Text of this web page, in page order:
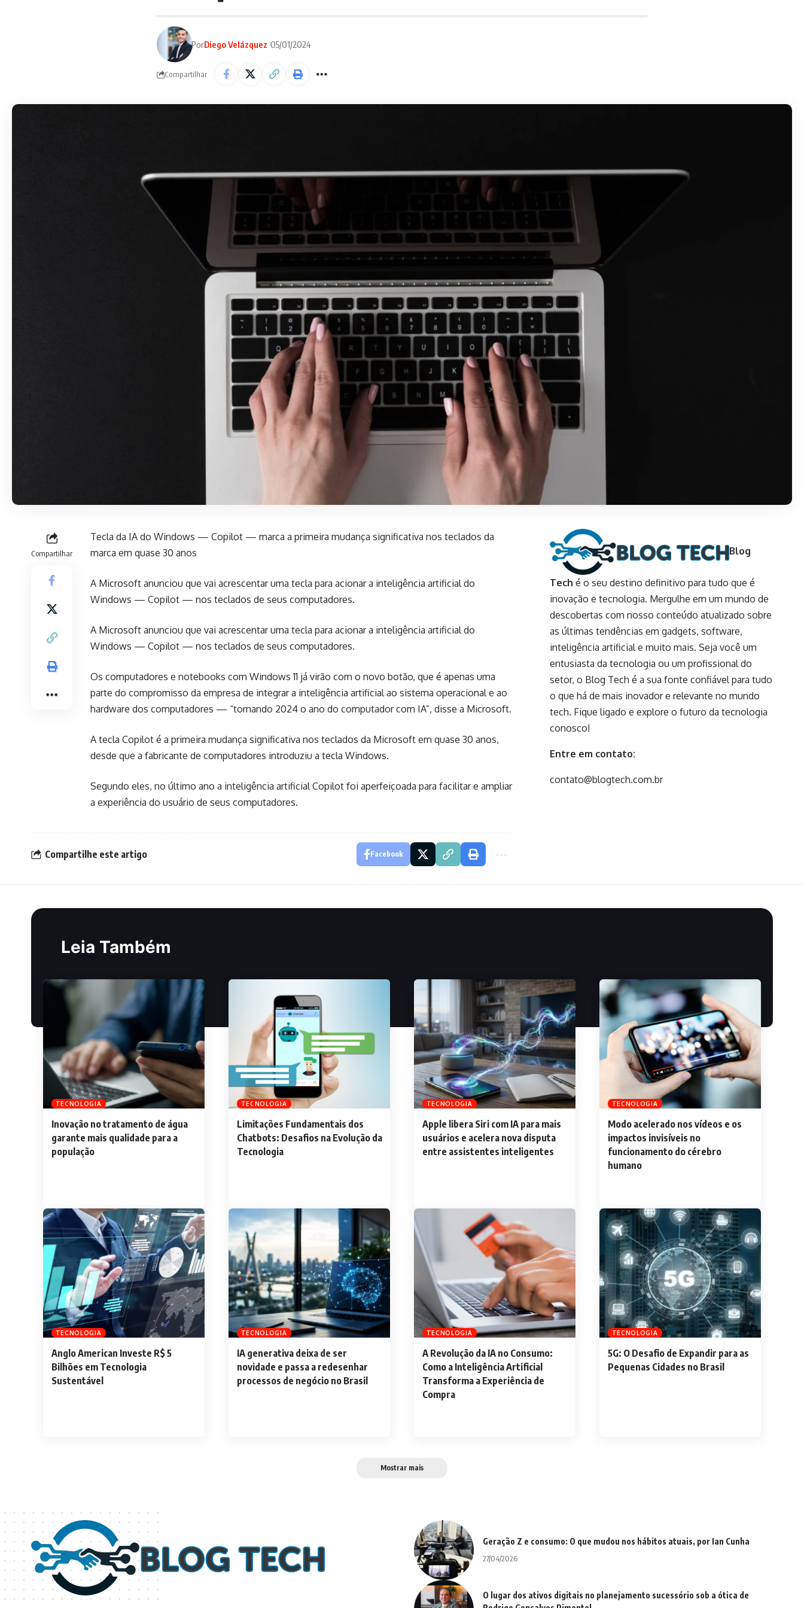
PorDiego Velázquez 05/01/2024
Compartilhar
Compartilhar
Tecla da IA do Windows — Copilot — marca a primeira mudança significativa nos teclados da
marca em quase 30 anos
A Microsoft anunciou que vai acrescentar uma tecla para acionar a inteligência artificial do
Windows — Copilot — nos teclados de seus computadores.
A Microsoft anunciou que vai acrescentar uma tecla para acionar a inteligência artificial do
Windows — Copilot — nos teclados de seus computadores.
Os computadores e notebooks com Windows 11 já virão com o novo botão, que é apenas uma
parte do compromisso da empresa de integrar a inteligência artificial ao sistema operacional e ao
hardware dos computadores — “tornando 2024 o ano do computador com IA”, disse a Microsoft.
A tecla Copilot é a primeira mudança significativa nos teclados da Microsoft em quase 30 anos,
desde que a fabricante de computadores introduziu a tecla Windows.
Segundo eles, no último ano a inteligência artificial Copilot foi aperfeiçoada para facilitar e ampliar
a experiência do usuário de seus computadores.
Compartilhe este artigo Facebook
Blog
Tech é o seu destino definitivo para tudo que é
inovação e tecnologia. Mergulhe em um mundo de
descobertas com nosso conteúdo atualizado sobre
as últimas tendências em gadgets, software,
inteligência artificial e muito mais. Seja você um
entusiasta da tecnologia ou um profissional do
setor, o Blog Tech é a sua fonte confiável para tudo
o que há de mais inovador e relevante no mundo
tech. Fique ligado e explore o futuro da tecnologia
conosco!
Entre em contato:
contato@blogtech.com.br
Leia Também
TECNOLOGIA
Inovação no tratamento de água
garante mais qualidade para a
população
TECNOLOGIA
Limitações Fundamentais dos
Chatbots: Desafios na Evolução da
Tecnologia
TECNOLOGIA
Apple libera Siri com IA para mais
usuários e acelera nova disputa
entre assistentes inteligentes
TECNOLOGIA
Modo acelerado nos vídeos e os
impactos invisíveis no
funcionamento do cérebro
humano
TECNOLOGIA
Anglo American Investe R$ 5
Bilhões em Tecnologia
Sustentável
TECNOLOGIA
IA generativa deixa de ser
novidade e passa a redesenhar
processos de negócio no Brasil
TECNOLOGIA
A Revolução da IA no Consumo:
Como a Inteligência Artificial
Transforma a Experiência de
Compra
TECNOLOGIA
5G: O Desafio de Expandir para as
Pequenas Cidades no Brasil
Mostrar mais
Geração Z e consumo: O que mudou nos hábitos atuais, por Ian Cunha
27/04/2026
O lugar dos ativos digitais no planejamento sucessório sob a ótica de